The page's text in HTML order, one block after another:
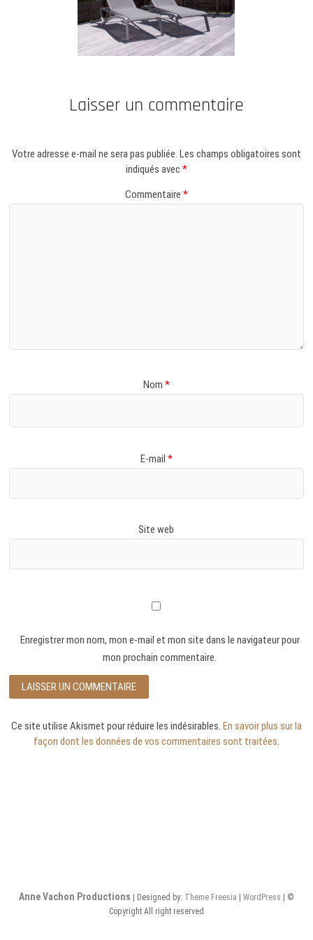
Laisser un commentaire
Votre adresse e-mail ne sera pas publiée. Les champs obligatoires sont
indiqués avec *
Commentaire *
Nom *
E-mail *
Site web
Enregistrer mon nom, mon e-mail et mon site dans le navigateur pour
mon prochain commentaire.
Ce site utilise Akismet pour réduire les indésirables. En savoir plus sur la
façon dont les données de vos commentaires sont traitées.
Anne Vachon Productions | Designed by: Theme Freesia |WordPress | ©
Copyright All right reserved